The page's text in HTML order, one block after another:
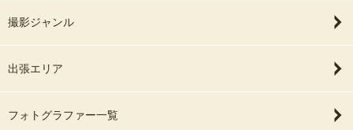
撮影ジャンル
出張エリア
フォトグラファー一覧